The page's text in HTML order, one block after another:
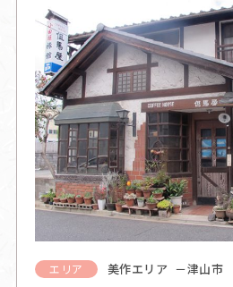
エリア 美作エリア －津山市